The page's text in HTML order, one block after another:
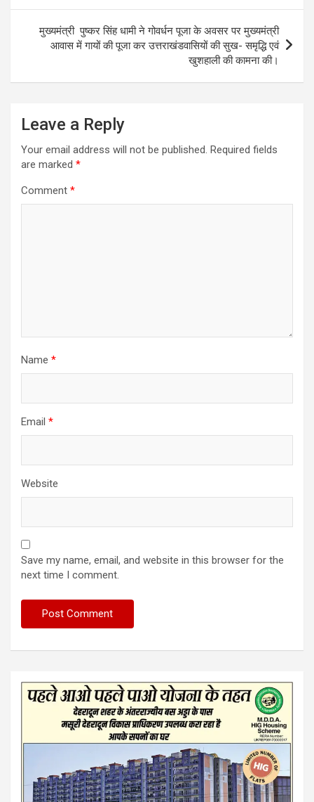
मुख्यमंत्री पुष्कर सिंह धामी ने गोवर्धन पूजा के अवसर पर मुख्यमंत्री
आवास में गायों की पूजा कर उत्तराखंडवासियों की सुख- समृद्धि एवं
खुशहाली की कामना की।
Leave a Reply
Your email address will not be published. Required fields
are marked *
Comment *
Name *
Email *
Website
Save my name, email, and website in this browser for the
next time I comment.